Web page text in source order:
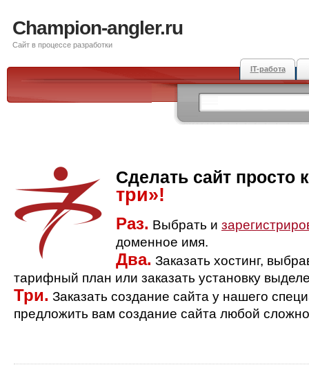
Champion-angler.ru
Сайт в процессе разработки
IT-работа
Сделать сайт просто
три»!
Раз. Выбрать и
доменное имя.
Два. Заказать хостинг,
тарифный план или заказать установку
Три. Заказать создание сайта у нашего
предложить вам создание сайта любой